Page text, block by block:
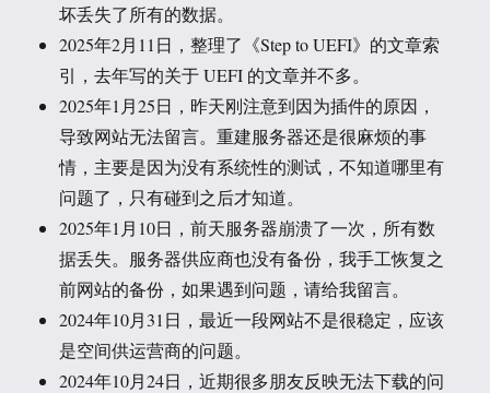
坏丢失了所有的数据。
2025年2月11日，整理了《Step to UEFI》的文章索
引，去年写的关于 UEFI 的文章并不多。
2025年1月25日，昨天刚注意到因为插件的原因，
导致网站无法留言。重建服务器还是很麻烦的事
情，主要是因为没有系统性的测试，不知道哪里有
问题了，只有碰到之后才知道。
2025年1月10日，前天服务器崩溃了一次，所有数
据丢失。服务器供应商也没有备份，我手工恢复之
前网站的备份，如果遇到问题，请给我留言。
2024年10月31日，最近一段网站不是很稳定，应该
是空间供运营商的问题。
2024年10月24日，近期很多朋友反映无法下载的问